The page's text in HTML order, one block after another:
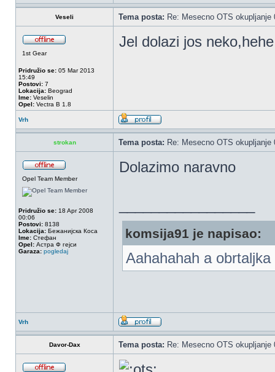
Veseli Tema posta: Re: Mesecno OTS
1st Gear
Pridružio se: 05 Mar 2013
15:49
Postovi: 7
Lokacija: Beograd
Ime: Veselin
Opel: Vectra B 1.8
Jel dolazi jos
Vrh
strokan Tema posta: Re: Mesecno OTS
Opel Team Member
Pridružio se: 18 Apr 2008
00:06
Postovi: 8138
Lokacija: Бежанијска Коса
Ime: Стефан
Opel: Астра Ф гејси
Garaza: pogledaj
Dolazimo naravno
komsija91 je napisao:
Aahahahah a
Vrh
Davor-Dax Tema posta: Re: Mesecno OTS